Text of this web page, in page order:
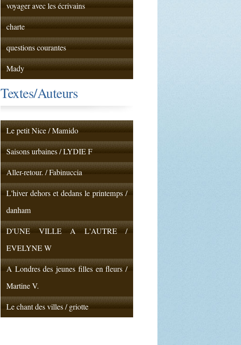
voyager avec les écrivains
charte
questions courantes
Mady
Textes/Auteurs
Le petit Nice / Mamido
Saisons urbaines / LYDIE F
Aller-retour. / Fabinuccia
L'hiver dehors et dedans le printemps /
danham
D'UNE VILLE A L'AUTRE /
EVELYNE W
A Londres des jeunes filles en fleurs /
Martine V.
Le chant des villes / griotte